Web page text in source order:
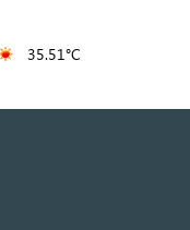
35.51°C